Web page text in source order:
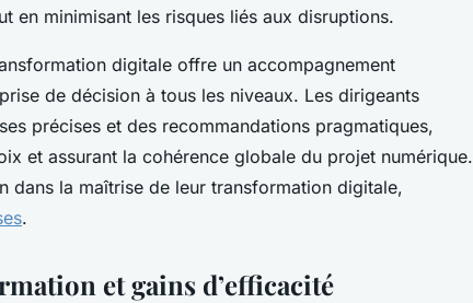
en minimisant les risques liés aux disruptions.
digitale offre un accompagnement
de décision à tous les niveaux. Les dirigeants
précises et des recommandations pragmatiques,
et assurant la cohérence globale du projet numérique.
dans la maîtrise de leur transformation digitale,
.
et gains d’efficacité